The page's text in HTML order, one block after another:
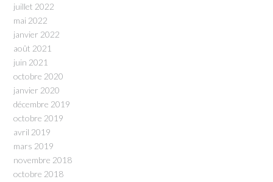
juillet 2022
mai 2022
janvier 2022
août 2021
juin 2021
octobre 2020
janvier 2020
décembre 2019
octobre 2019
avril 2019
mars 2019
novembre 2018
octobre 2018